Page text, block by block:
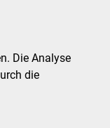
Die Analyse
die